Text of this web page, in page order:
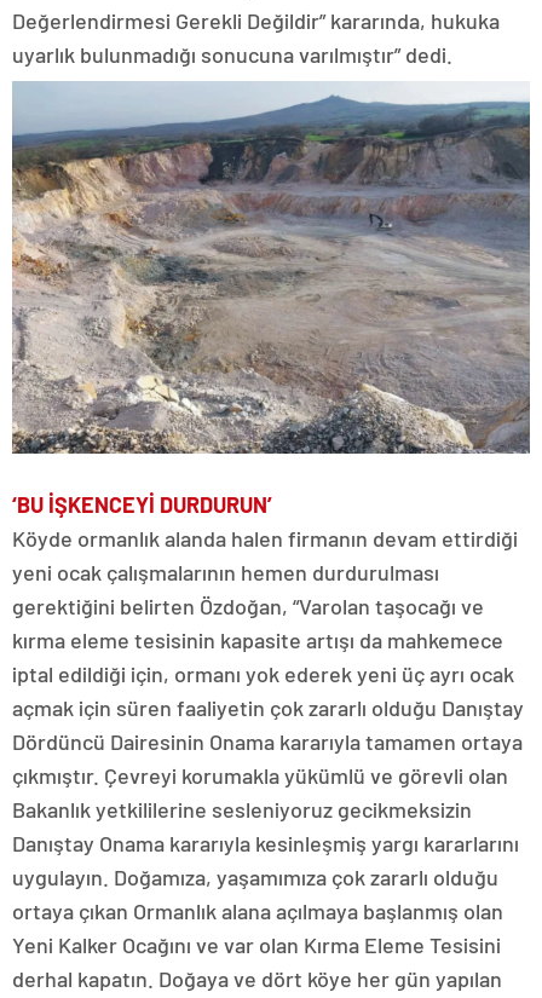
Değerlendirmesi Gerekli Değildir” kararında, hukuka
uyarlık bulunmadığı sonucuna varılmıştır” dedi.
‘BU İŞKENCEYİ DURDURUN’
Köyde ormanlık alanda halen firmanın devam ettirdiği
yeni ocak çalışmalarının hemen durdurulması
gerektiğini belirten Özdoğan, “Varolan taşocağı ve
kırma eleme tesisinin kapasite artışı da mahkemece
iptal edildiği için, ormanı yok ederek yeni üç ayrı ocak
açmak için süren faaliyetin çok zararlı olduğu Danıştay
Dördüncü Dairesinin Onama kararıyla tamamen ortaya
çıkmıştır. Çevreyi korumakla yükümlü ve görevli olan
Bakanlık yetkililerine sesleniyoruz gecikmeksizin
Danıştay Onama kararıyla kesinleşmiş yargı kararlarını
uygulayın. Doğamıza, yaşamımıza çok zararlı olduğu
ortaya çıkan Ormanlık alana açılmaya başlanmış olan
Yeni Kalker Ocağını ve var olan Kırma Eleme Tesisini
derhal kapatın. Doğaya ve dört köye her gün yapılan